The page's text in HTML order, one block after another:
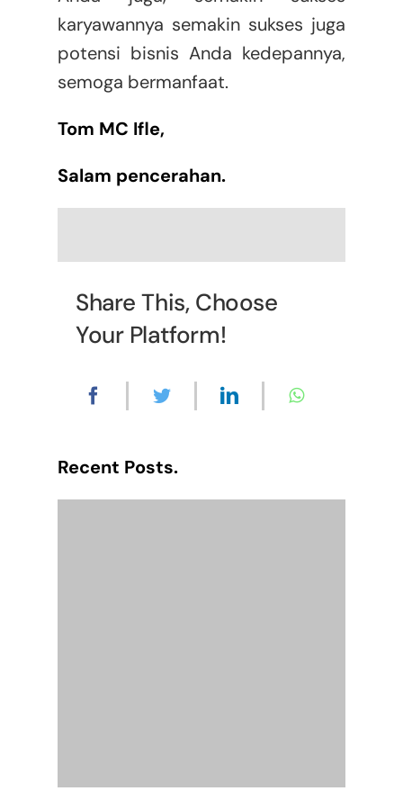
karyawannya semakin sukses juga
potensi bisnis Anda kedepannya,
semoga bermanfaat.
Tom MC Ifle,
Salam pencerahan.
Share This, Choose
Your Platform!
Recent Posts.